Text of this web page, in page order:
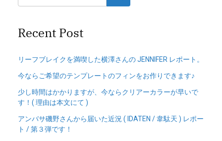
Recent Post
リーフブレイクを満喫した横澤さんの JENNIFER レポート。
今ならご希望のテンプレートのフィンをお作りできます♪
少し時間はかかりますが、今ならクリアーカラーが早いで
す！( 理由は本文にて )
アンバサ磯野さんから届いた近況 ( IDATEN / 韋駄天 ) レポー
ト / 第３弾です！